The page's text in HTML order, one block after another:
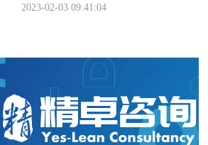
2023-02-03 09:41:04